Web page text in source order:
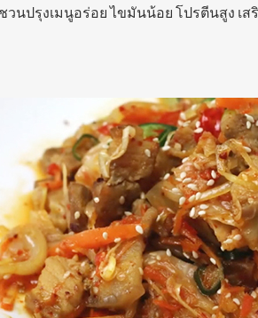
วนปรุงเมนูอร่อย ไขมันน้อย โปรตีนสูง เ